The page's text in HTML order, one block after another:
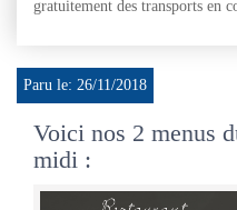
gratuitement des transports en
Paru le: 26/11/2018
Voici nos 2 menus
midi :